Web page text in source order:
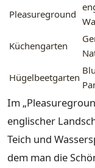
Pleasureground
Küchengarten
Hügelbeetgarten
Im
englischer
Teich und
dem man die